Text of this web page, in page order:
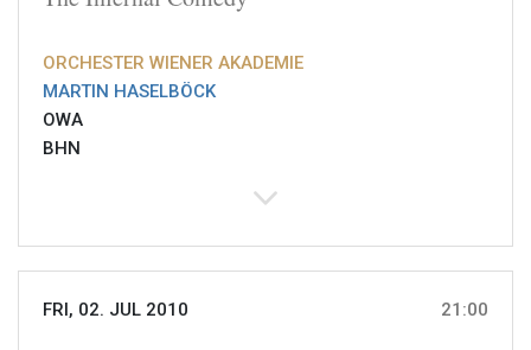
ORCHESTER WIENER AKADEMIE
MARTIN HASELBÖCK
OWA
BHN
FRI, 02. JUL 2010 21:00